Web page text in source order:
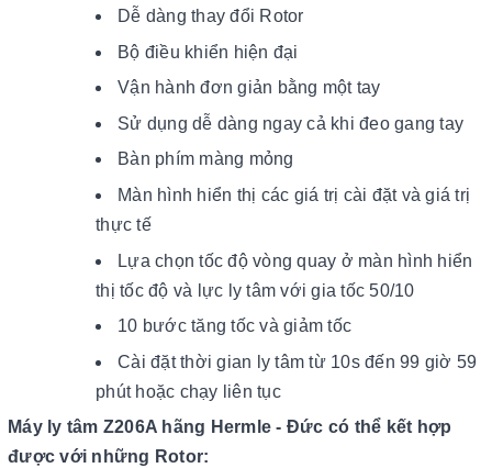
Dễ dàng thay đổi Rotor
Bộ điều khiển hiện đại
Vận hành đơn giản bằng một tay
Sử dụng dễ dàng ngay cả khi đeo gang tay
Bàn phím màng mỏng
Màn hình hiển thị các giá trị cài đặt và giá trị
thực tế
Lựa chọn tốc độ vòng quay ở màn hình hiển
thị tốc độ và lực ly tâm với gia tốc 50/10
10 bước tăng tốc và giảm tốc
Cài đặt thời gian ly tâm từ 10s đến 99 giờ 59
phút hoặc chạy liên tục
Máy ly tâm Z206A hãng Hermle - Đức có thể kết hợp
được với những Rotor: